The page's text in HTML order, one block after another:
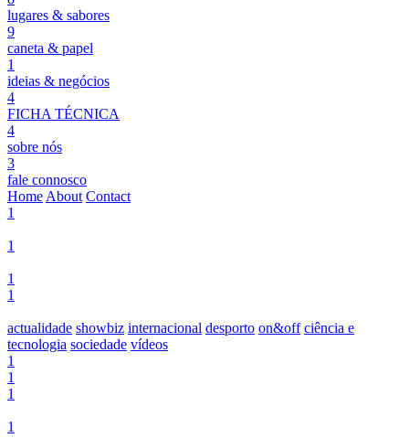
lugares & sabores
9
caneta & papel
1
ideias & negócios
4
FICHA TÉCNICA
4
sobre nós
3
fale connosco
Home About Contact
1
1
1
1
actualidade showbiz internacional desporto on&off ciência e
tecnologia sociedade vídeos
1
1
1
1